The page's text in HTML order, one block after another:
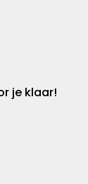
je klaar!